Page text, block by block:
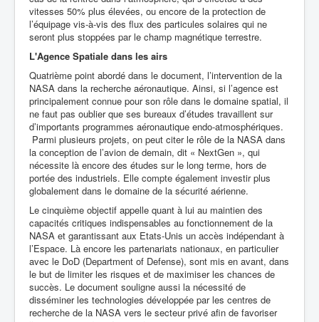
vitesses 50% plus élevées, ou encore de la protection de
l’équipage vis-à-vis des flux des particules solaires qui ne
seront plus stoppées par le champ magnétique terrestre.
L'Agence Spatiale dans les airs
Quatrième point abordé dans le document, l’intervention de la
NASA dans la recherche aéronautique. Ainsi, si l’agence est
principalement connue pour son rôle dans le domaine spatial, il
ne faut pas oublier que ses bureaux d’études travaillent sur
d’importants programmes aéronautique endo-atmosphériques.
Parmi plusieurs projets, on peut citer le rôle de la NASA dans
la conception de l’avion de demain, dit « NextGen », qui
nécessite là encore des études sur le long terme, hors de
portée des industriels. Elle compte également investir plus
globalement dans le domaine de la sécurité aérienne.
Le cinquième objectif appelle quant à lui au maintien des
capacités critiques indispensables au fonctionnement de la
NASA et garantissant aux Etats-Unis un accès indépendant à
l’Espace. Là encore les partenariats nationaux, en particulier
avec le DoD (Department of Defense), sont mis en avant, dans
le but de limiter les risques et de maximiser les chances de
succès. Le document souligne aussi la nécessité de
disséminer les technologies développée par les centres de
recherche de la NASA vers le secteur privé afin de favoriser